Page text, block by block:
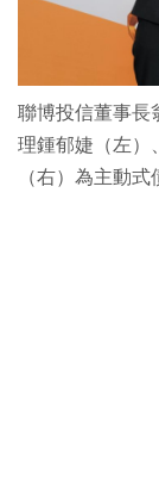
聯博投信董事長
理鍾郁婕（左）
（右）為主動式